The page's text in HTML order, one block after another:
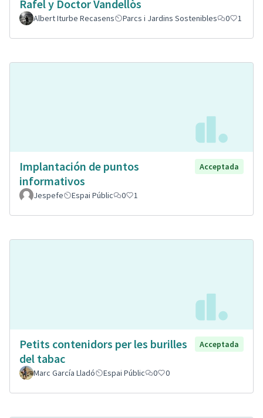
Rafel y Doctor Vandellòs
Albert Iturbe Recasens Parcs i Jardins Sostenibles 0 1
Implantación de puntos
informativos
Acceptada
Jespefe Espai Públic 0 1
Petits contenidors per les burilles
del tabac
Acceptada
Marc García Lladó Espai Públic 0 0